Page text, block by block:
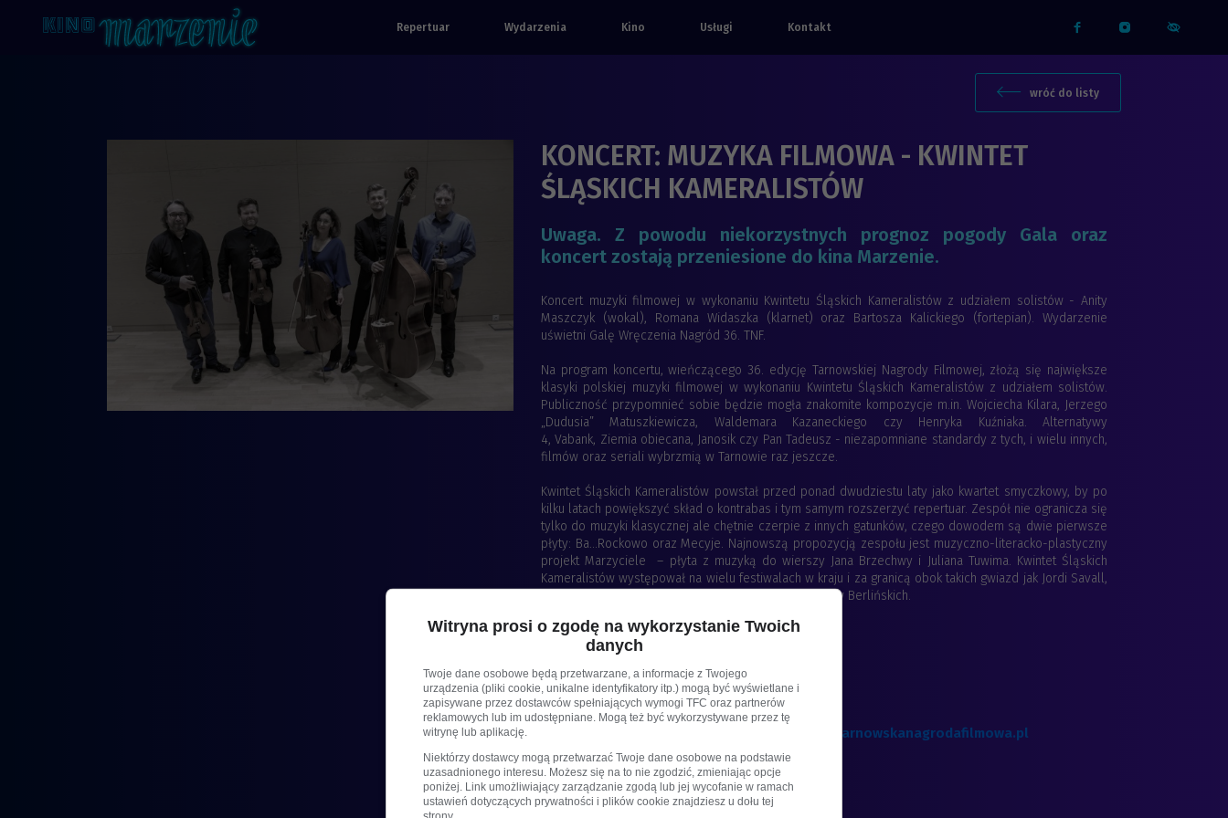
Strona główna - Kino Marzenie Repertuar Wydarzenia Kino Usługi Kontakt
FacebookInstagrammenu
wróć do listy
KONCERT: MUZYKA FILMOWA - KWINTET
ŚLĄSKICH KAMERALISTÓW
Uwaga. Z powodu niekorzystnych prognoz pogody Gala oraz
koncert zostają przeniesione do kina Marzenie.
Koncert muzyki filmowej w wykonaniu Kwintetu Śląskich Kameralistów z udziałem solistów - Anity
Maszczyk (wokal), Romana Widaszka (klarnet) oraz Bartosza Kalickiego (fortepian). Wydarzenie
uświetni Galę Wręczenia Nagród 36. TNF.
Na program koncertu, wieńczącego 36. edycję Tarnowskiej Nagrody Filmowej, złożą się największe
klasyki polskiej muzyki filmowej w wykonaniu Kwintetu Śląskich Kameralistów z udziałem solistów.
Publiczność przypomnieć sobie będzie mogła znakomite kompozycje m.in. Wojciecha Kilara, Jerzego
„Dudusia” Matuszkiewicza, Waldemara Kazaneckiego czy Henryka Kuźniaka. Alternatywy
4, Vabank, Ziemia obiecana, Janosik czy Pan Tadeusz - niezapomniane standardy z tych, i wielu innych,
filmów oraz seriali wybrzmią w Tarnowie raz jeszcze.
Kwintet Śląskich Kameralistów powstał przed ponad dwudziestu laty jako kwartet smyczkowy, by po
kilku latach powiększyć skład o kontrabas i tym samym rozszerzyć repertuar. Zespół nie ogranicza się
tylko do muzyki klasycznej ale chętnie czerpie z innych gatunków, czego dowodem są dwie pierwsze
płyty: Ba...Rockowo oraz Mecyje. Najnowszą propozycją zespołu jest muzyczno-literacko-plastyczny
projekt Marzyciele – płyta z muzyką do wierszy Jana Brzechwy i Juliana Tuwima. Kwintet Śląskich
Kameralistów występował na wielu festiwalach w kraju i za granicą obok takich gwiazd jak Jordi Savall,
Borodin Quartet czy Kwintet Smyczkowy Filharmoników Berlińskich.
Główny Partner koncertu:
www.tarnowskanagrodafilmowa.pl
Witryna prosi o zgodę na wykorzystanie Twoich
danych
Twoje dane osobowe będą przetwarzane, a informacje z Twojego
urządzenia (pliki cookie, unikalne identyfikatory itp.) mogą być wyświetlane i
zapisywane przez dostawców spełniających wymogi TFC oraz partnerów
reklamowych lub im udostępniane. Mogą też być wykorzystywane przez tę
witrynę lub aplikację.
Niektórzy dostawcy mogą przetwarzać Twoje dane osobowe na podstawie
uzasadnionego interesu. Możesz się na to nie zgodzić, zmieniając opcje
poniżej. Link umożliwiający zarządzanie zgodą lub jej wycofanie w ramach
ustawień dotyczących prywatności i plików cookie znajdziesz u dołu tej